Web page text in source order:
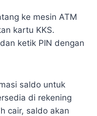
ke mesin ATM
kartu KKS.
ketik PIN dengan
saldo untuk
di rekening
cair, saldo akan